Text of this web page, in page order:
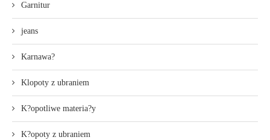
Garnitur
jeans
Karnawa?
Klopoty z ubraniem
K?opotliwe materia?y
K?opoty z ubraniem